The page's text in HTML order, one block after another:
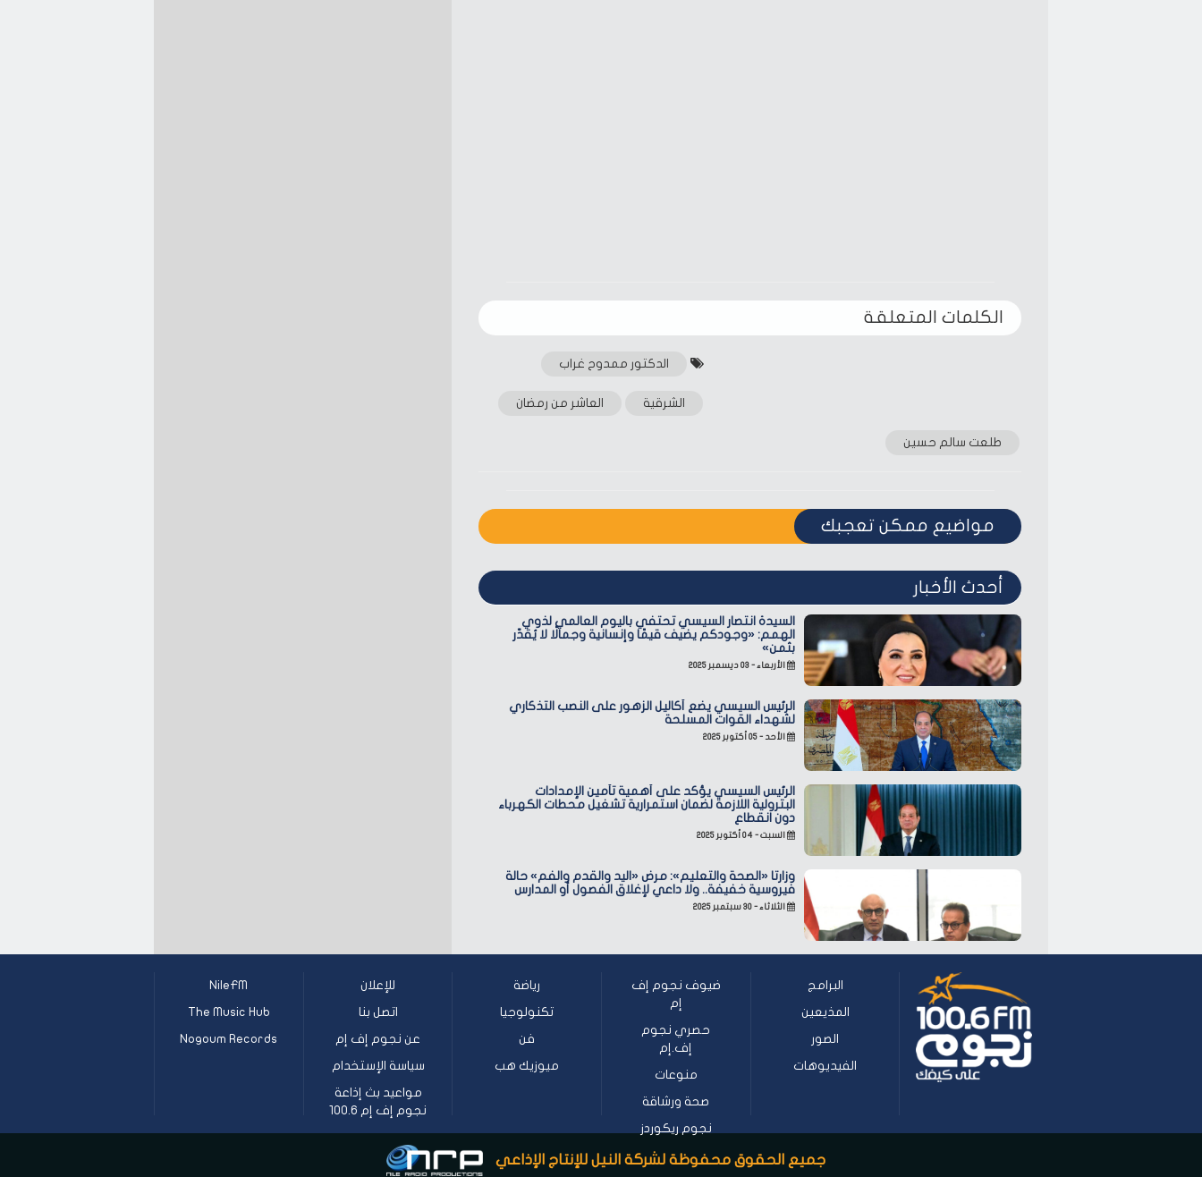
الكلمات المتعلقة‎
الدكتور ممدوح غراب
الشرقية العاشر من رمضان
طلعت سالم حسين
مواضيع ممكن تعجبك
أحدث الأخبار
السيدة انتصار السيسي تحتفي باليوم العالمي لذوي
الهمم: «وجودكم يضيف قيمًا وإنسانية وجمالًا لا يُقدّر
بثمن»
الأربعاء - ٠٣ ديسمبر ٢٠٢٥
الرئيس السيسي يضع أكاليل الزهور على النصب التذكاري
لشهداء القوات المسلحة
الأحد - ٠٥ أكتوبر ٢٠٢٥
الرئيس السيسي يؤكد على أهمية تأمين الإمدادات
البترولية اللازمة لضمان استمرارية تشغيل محطات الكهرباء
دون انقطاع
السبت - ٠٤ أكتوبر ٢٠٢٥
وزارتا «الصحة والتعليم»: مرض «اليد والقدم والفم» حالة
فيروسية خفيفة.. ولا داعي لإغلاق الفصول أو المدارس
الثلاثاء - ٣٠ سبتمبر ٢٠٢٥
البرامج
المذيعين
الصور
الفيديوهات
ضيوف نجوم إف
إم
حصري نجوم
إف.إم
منوعات
صحة ورشاقة
نجوم ريكوردز
رياضة
تكنولوجيا
فن
ميوزيك هب
للإعلان
اتصل بنا
عن نجوم إف إم
سياسة الإستخدام
مواعيد بث إذاعة
نجوم إف إم 100.6
NileFM
The Music Hub
Nogoum Records
جميع الحقوق محفوظة لشركة النيل للإنتاج الإذاعي